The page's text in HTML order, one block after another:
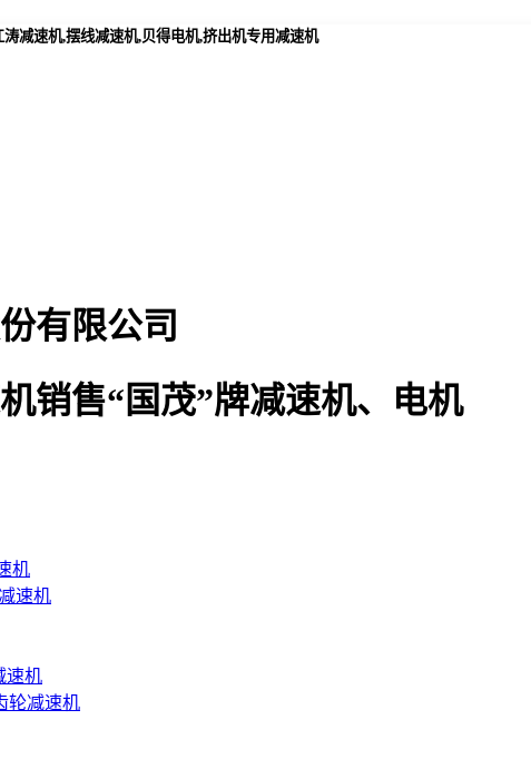
减速机,摆线减速机,贝得电机,挤出机专用减速机
有限公司
销售“国茂”牌减速机、电机
机
速机
速机
轮减速机